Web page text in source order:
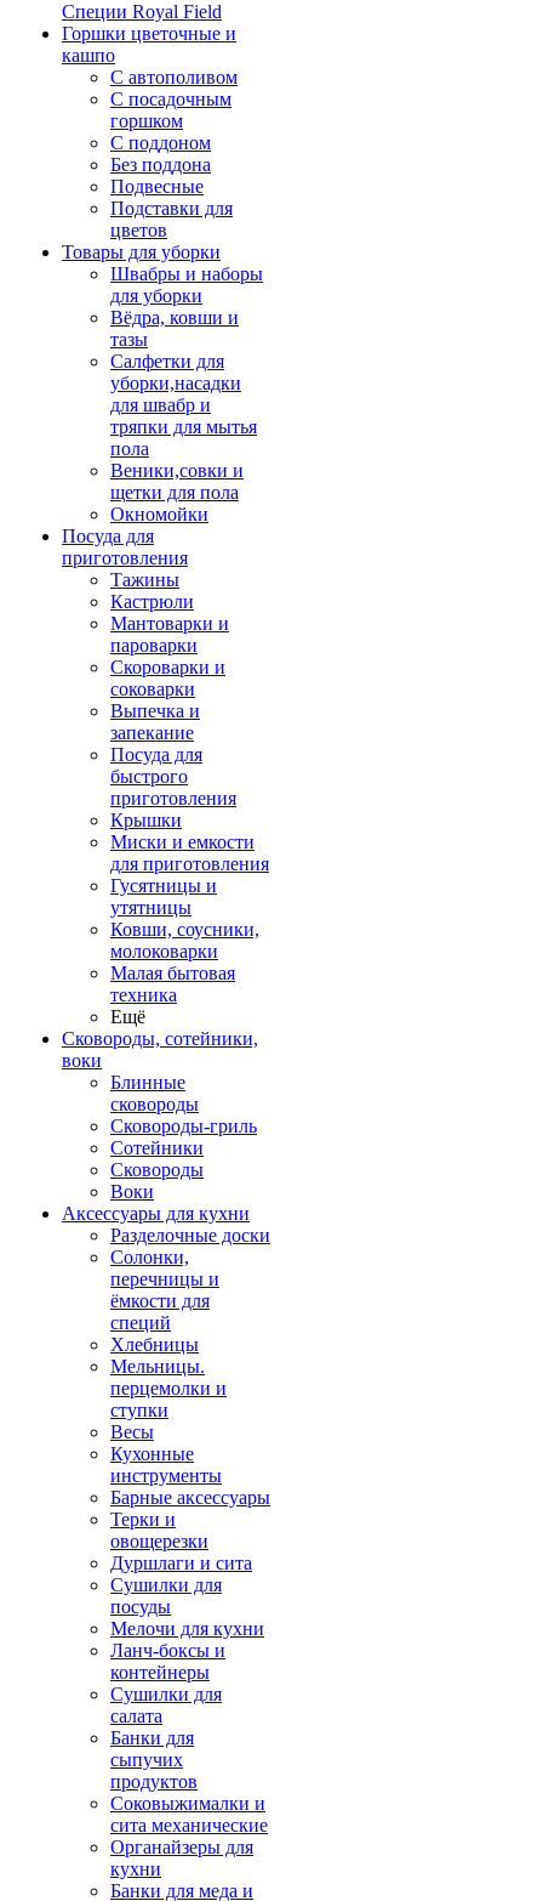
Специи Royal Field
Горшки цветочные и
кашпо
С автополивом
С посадочным
горшком
С поддоном
Без поддона
Подвесные
Подставки для
цветов
Товары для уборки
Швабры и наборы
для уборки
Вёдра, ковши и
тазы
Салфетки для
уборки,насадки
для швабр и
тряпки для мытья
пола
Веники,совки и
щетки для пола
Окномойки
Посуда для
приготовления
Тажины
Кастрюли
Мантоварки и
пароварки
Скороварки и
соковарки
Выпечка и
запекание
Посуда для
быстрого
приготовления
Крышки
Миски и емкости
для приготовления
Гусятницы и
утятницы
Ковши, соусники,
молоковарки
Малая бытовая
техника
Ещё
Сковороды, сотейники,
воки
Блинные
сковороды
Сковороды-гриль
Сотейники
Сковороды
Воки
Аксессуары для кухни
Разделочные доски
Солонки,
перечницы и
ёмкости для
специй
Хлебницы
Мельницы.
перцемолки и
ступки
Весы
Кухонные
инструменты
Барные аксессуары
Терки и
овощерезки
Дуршлаги и сита
Сушилки для
посуды
Мелочи для кухни
Ланч-боксы и
контейнеры
Сушилки для
салата
Банки для
сыпучих
продуктов
Соковыжималки и
сита механические
Органайзеры для
кухни
Банки для меда и